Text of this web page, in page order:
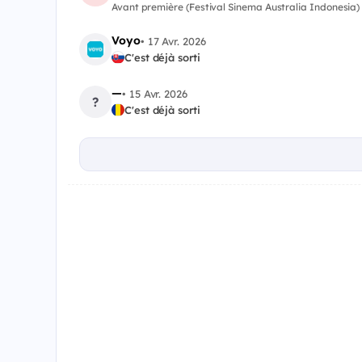
Avant première (Festival Sinema Australia Indonesia)
Voyo• 17 Avr. 2026
C'est déjà sorti
?
—• 15 Avr. 2026
C'est déjà sorti